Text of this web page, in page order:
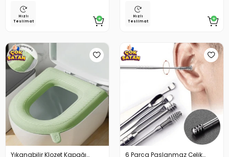
Hızlı
Teslimat
Hızlı
Teslimat
Yıkanabilir Klozet Kapağı
6 Parça Paslanmaz Çelik